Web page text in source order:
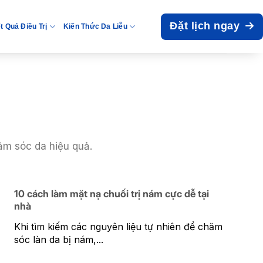
Quả Điều Trị Kiến Thức Da Liễu Đặt lịch ngay
sóc da hiệu quả.
10 cách làm mặt nạ chuối trị nám cực dễ tại
nhà
Khi tìm kiếm các nguyên liệu tự nhiên để chăm
sóc làn da bị nám,...